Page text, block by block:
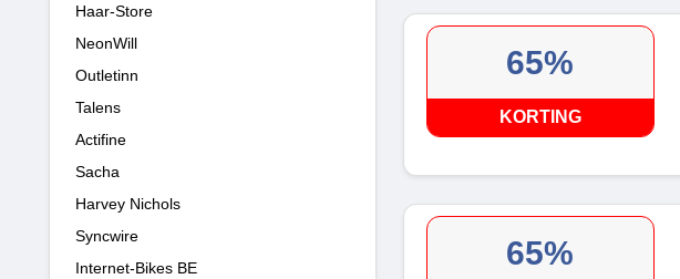
Haar-Store
NeonWill
Outletinn
Talens
Actifine
Sacha
Harvey Nichols
Syncwire
Internet-Bikes BE
65%
KORTING
65%